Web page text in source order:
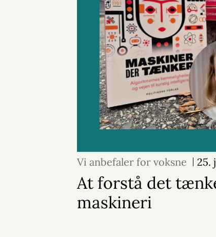
Vi anbefaler for voksne 25.
At forstå det
maskineri